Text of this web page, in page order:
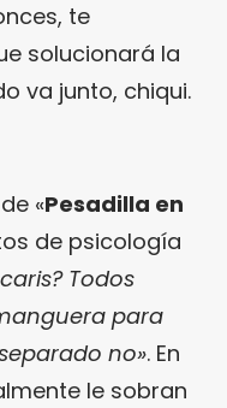
te
solucionará la
va junto, chiqui.
«Pesadilla en
de psicología
Todos
para
no». En
le sobran